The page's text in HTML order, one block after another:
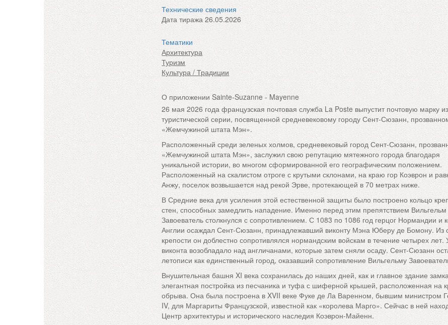
Технические сведения
Дата тиража 26.05.2026
Тематики
Архитектура
Туризм
Культура / Традиции
О приложении Sainte-Suzanne - Mayenne
26 мая 2026 года французская почтовая служба La Poste выпустит почтовую марку
туристической серии, посвященной средневековому городу Сент-Сюзанн,
«Жемчужиной штата Мэн».
Расположенный среди зеленых холмов, средневековый город Сент-Сюзанн,
«Жемчужиной штата Мэн», заслужил свою репутацию мятежного города благодаря
уникальной истории, во многом сформированной его географическим положением.
Расположенный на скалистом отроге с крутыми склонами, на краю гор Коэврон и
Анжу, поселок возвышается над рекой Эрве, протекающей в 70 метрах ниже.
В Средние века для усиления этой естественной защиты было построено кольцо
стен, способных замедлить нападение. Именно перед этим препятствием Вильгельм
Завоеватель столкнулся с сопротивлением. С 1083 по 1086 год герцог Нормандии и
Англии осаждал Сент-Сюзанн, принадлежавший виконту Мэна Юберу де Бомону. Из
крепости он доблестно сопротивлялся нормандским войскам в течение четырех лет.
виконта возобладало над англичанами, которые затем сняли осаду. Сент-Сюзанн
летописи как единственный город, оказавший сопротивление Вильгельму
Внушительная башня XI века сохранилась до наших дней, как и главное здание
элегантная постройка из песчаника и туфа с шиферной крышей, расположенная на
обрыва. Она была построена в XVII веке Фуке де Ла Варенном, бывшим министром
IV, для Маргариты Французской, известной как «королева Марго». Сейчас в ней
Центр архитектуры и исторического наследия Коэврон-Майенн.